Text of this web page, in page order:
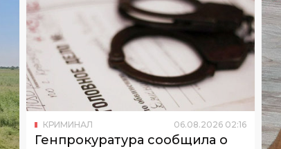
КРИМИНАЛ 06.08.2026 02:16
Генпрокуратура сообщила о